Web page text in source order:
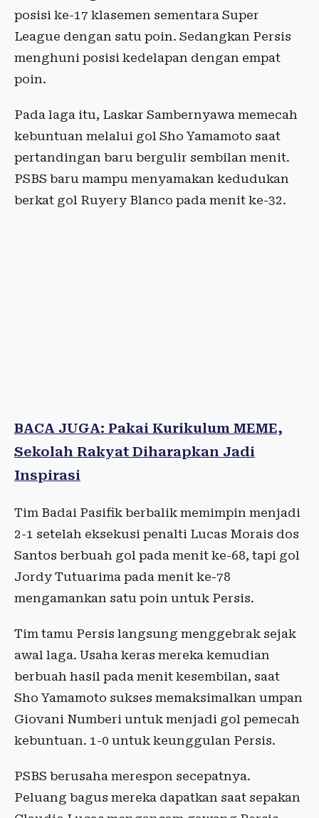
posisi ke-17 klasemen sementara Super
League dengan satu poin. Sedangkan Persis
menghuni posisi kedelapan dengan empat
poin.
Pada laga itu, Laskar Sambernyawa memecah
kebuntuan melalui gol Sho Yamamoto saat
pertandingan baru bergulir sembilan menit.
PSBS baru mampu menyamakan kedudukan
berkat gol Ruyery Blanco pada menit ke-32.
BACA JUGA: Pakai Kurikulum MEME,
Sekolah Rakyat Diharapkan Jadi
Inspirasi
Tim Badai Pasifik berbalik memimpin menjadi
2-1 setelah eksekusi penalti Lucas Morais dos
Santos berbuah gol pada menit ke-68, tapi gol
Jordy Tutuarima pada menit ke-78
mengamankan satu poin untuk Persis.
Tim tamu Persis langsung menggebrak sejak
awal laga. Usaha keras mereka kemudian
berbuah hasil pada menit kesembilan, saat
Sho Yamamoto sukses memaksimalkan umpan
Giovani Numberi untuk menjadi gol pemecah
kebuntuan. 1-0 untuk keunggulan Persis.
PSBS berusaha merespon secepatnya.
Peluang bagus mereka dapatkan saat sepakan